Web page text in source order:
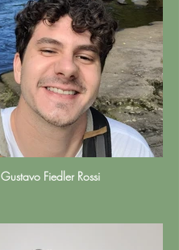
Gustavo Fiedler Rossi